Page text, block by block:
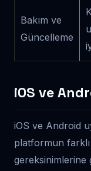
Bakım ve
Güncelleme
iOS ve
iOS ve Android
platformun farklı
gereksinimlerine